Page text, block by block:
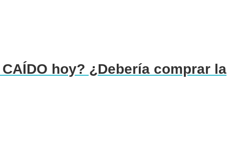
hoy? ¿Debería comprar la